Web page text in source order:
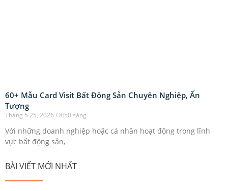
60+ Mẫu Card Visit Bất Động Sản Chuyên Nghiệp, Ấn
Tượng
Tháng 5 25, 2026 8:50 sáng
Với những doanh nghiệp hoặc cá nhân hoạt động trong lĩnh
vực bất động sản,
BÀI VIẾT MỚI NHẤT